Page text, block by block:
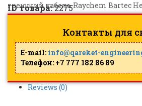
греющий кабель Raychem Bartec
ID товара:2275
Контакты для
E-mail: info@qareket-
Телефон: +7 777 182 86 89
Reviews (0)